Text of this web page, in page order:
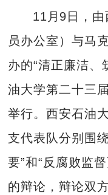
11月9日，
员办公室）与马
办的“清正廉洁、
油大学第二十三
举行。西安石油
支代表队分别围
要”和“反腐败监
的辩论，辩论双